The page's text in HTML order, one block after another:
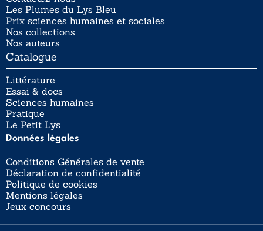
Les Plumes du Lys Bleu
Prix sciences humaines et sociales
Nos collections
Nos auteurs
Catalogue
Littérature
Essai & docs
Sciences humaines
Pratique
Le Petit Lys
Données légales
Conditions Générales de vente
Déclaration de confidentialité
Politique de cookies
Mentions légales
Jeux concours